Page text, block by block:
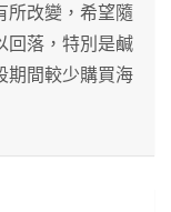
所改變，希望隨
回落，特別是鹹
期間較少購買海